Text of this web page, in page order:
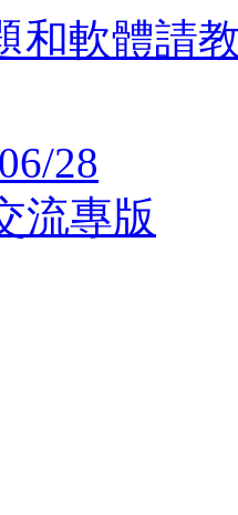
和軟體請教
28
流專版